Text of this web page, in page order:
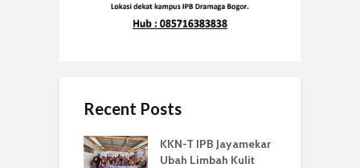
Recent Posts
KKN-T IPB Jayamekar
Ubah Limbah Kulit